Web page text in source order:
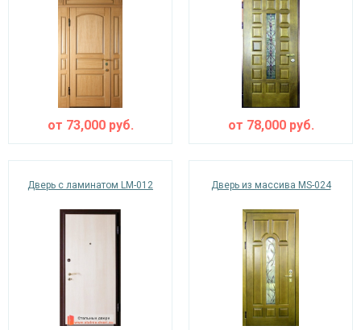
от 73,000руб. от 78,000руб.
Дверь с ламинатом LM-012 Дверь из массива MS-024